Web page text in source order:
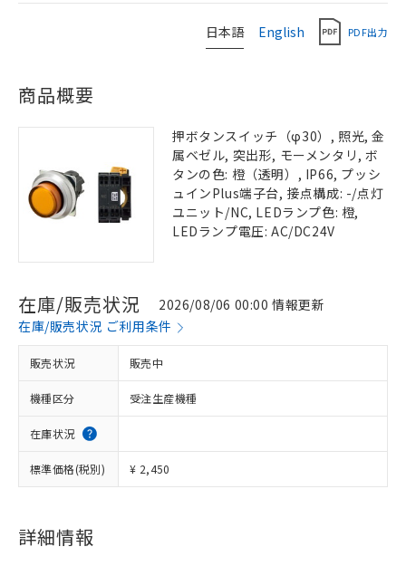
日本語 English PDF出力
商品概要
押ボタンスイッチ（φ30）, 照光, 金
属ベゼル, 突出形, モーメンタリ, ボ
タンの色: 橙（透明）, IP66, プッシ
ュインPlus端子台, 接点構成: -/点灯
ユニット/NC, LEDランプ色: 橙,
LEDランプ電圧: AC/DC24V
在庫/販売状況
2026/08/06 00:00 情報更新
在庫/販売状況 ご利用条件
販売状況 販売中
機種区分 受注生産機種
在庫状況
標準価格(税別) ¥ 2,450
詳細情報